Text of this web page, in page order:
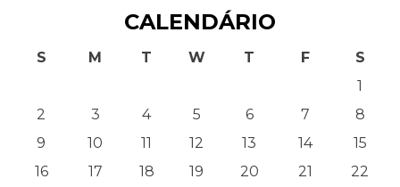
CALENDÁRIO
S M T W T F
S
1
2
3 4 5 6 7
8
9
10 11 12 13 14
15
16
17 18 19 20 21
22